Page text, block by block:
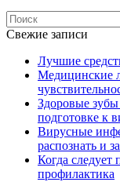
Свежие записи
Лучшие
Медицинские
Здоровые
подготовке к
Вирусные
распознать и
Когда следует
профилактика